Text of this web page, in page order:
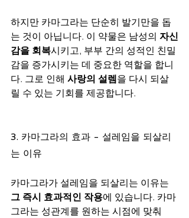
하지만 카마그라는 단순히 발기만을 돕
는 것이 아닙니다. 이 약물은 남성의 자신
감을 회복시키고, 부부 간의 성적인 친밀
감을 증가시키는 데 중요한 역할을 합니
다. 그로 인해 사랑의 설렘을 다시 되살
릴 수 있는 기회를 제공합니다.
3. 카마그라의 효과 - 설레임을 되살리
는 이유
카마그라가 설레임을 되살리는 이유는
그 즉시 효과적인 작용에 있습니다. 카마
그라는 성관계를 원하는 시점에 맞춰